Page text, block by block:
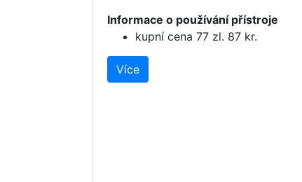
Informace o používání přístroje
kupní cena 77 zl. 87 kr.
Více